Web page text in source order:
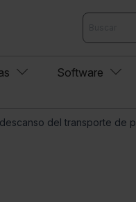
Software
del transporte de